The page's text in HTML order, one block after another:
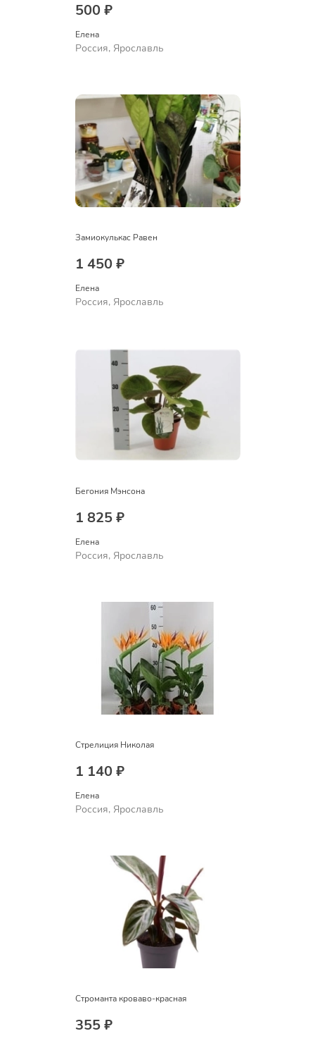
500 ₽
Елена
Россия, Ярославль
Замиокулькас Равен
1 450 ₽
Елена
Россия, Ярославль
Бегония Мэнсона
1 825 ₽
Елена
Россия, Ярославль
Стрелиция Николая
1 140 ₽
Елена
Россия, Ярославль
Строманта кроваво-красная
355 ₽